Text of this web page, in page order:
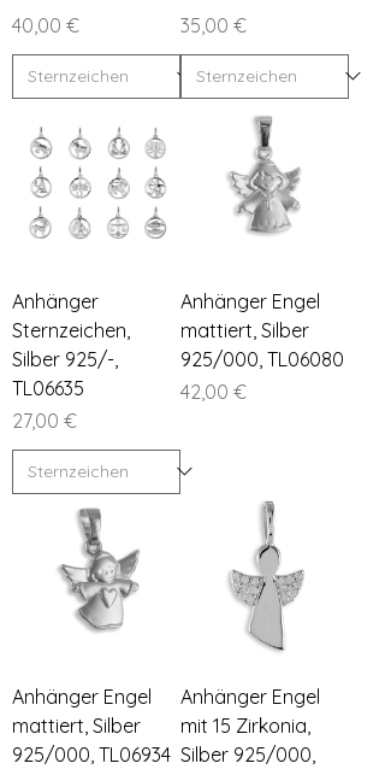
Preis
40,00 €
Preis
35,00 €
Anhänger
Sternzeichen,
Silber 925/-,
TL06635
Preis
27,00 €
Anhänger Engel
mattiert, Silber
925/000, TL06080
Preis
42,00 €
Anhänger Engel
mattiert, Silber
925/000, TL06934
Anhänger Engel
mit 15 Zirkonia,
Silber 925/000,